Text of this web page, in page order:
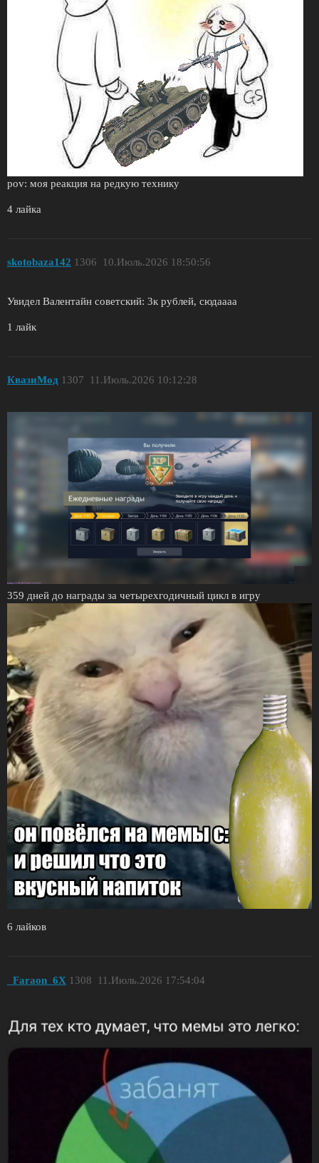
pov: моя реакция на редкую технику
4 лайка
skotobaza142 10.Июль.2026 18:50:56
1306
Увидел Валентайн советский: 3к рублей, сюдаааа
1 лайк
КвазиМод 11.Июль.2026 10:12:28
1307
359 дней до награды за четырехгодичный цикл в игру
6 лайков
_Faraon_6X 11.Июль.2026 17:54:04
1308